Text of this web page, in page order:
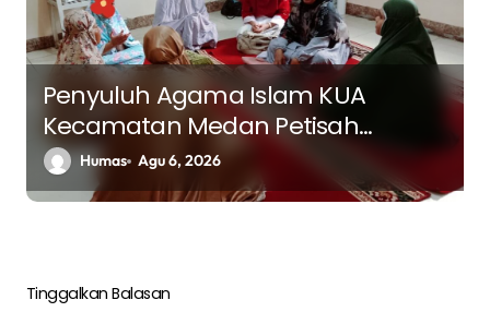
Penyuluh Agama Islam KUA
Kecamatan Medan Petisah
Berikan Bimbingan kepada Pasien
LRPPN tentang Visi dan Misi dalam
Humas Agu 6, 2026
Tinggalkan Balasan